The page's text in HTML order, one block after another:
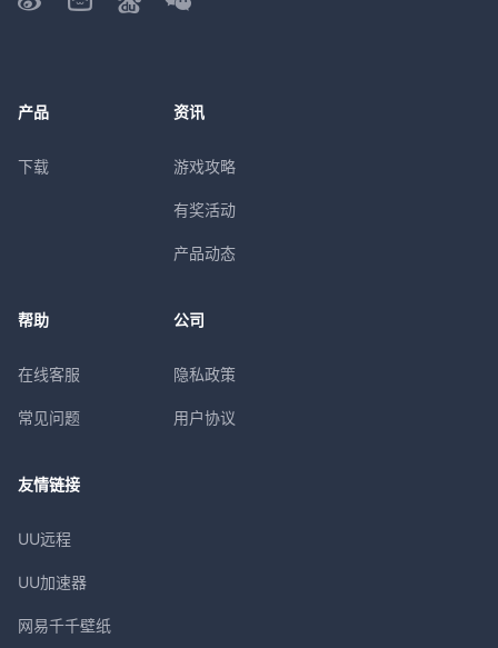
产品
下载
资讯
游戏攻略
有奖活动
产品动态
帮助
在线客服
常见问题
公司
隐私政策
用户协议
友情链接
UU远程
UU加速器
网易千千壁纸